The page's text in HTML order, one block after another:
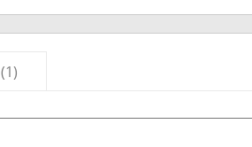
1)